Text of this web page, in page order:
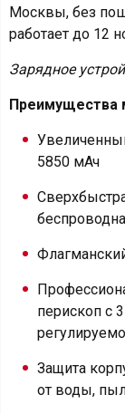
Москвы, без
работает до 12
Зарядное
Преимущества
5850 мАч
перископ с
Защита
от воды,